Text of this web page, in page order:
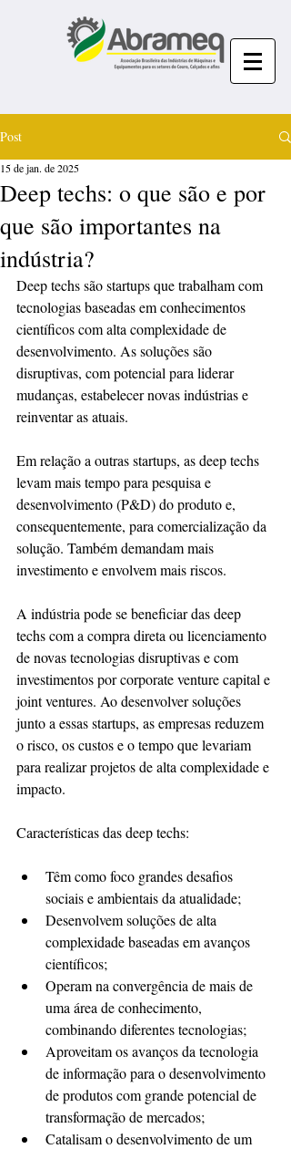
Post
Deep techs: o que são e por
que são importantes na
indústria?
15 de jan. de 2025
Deep techs são startups que trabalham com
tecnologias baseadas em conhecimentos
científicos com alta complexidade de
desenvolvimento. As soluções são
disruptivas, com potencial para liderar
mudanças, estabelecer novas indústrias e
reinventar as atuais.
Em relação a outras startups, as deep techs
levam mais tempo para pesquisa e
desenvolvimento (P&D) do produto e,
consequentemente, para comercialização da
solução. Também demandam mais
investimento e envolvem mais riscos.
A indústria pode se beneficiar das deep
techs com a compra direta ou licenciamento
de novas tecnologias disruptivas e com
investimentos por corporate venture capital e
joint ventures. Ao desenvolver soluções
junto a essas startups, as empresas reduzem
o risco, os custos e o tempo que levariam
para realizar projetos de alta complexidade e
impacto.
Características das deep techs:
Têm como foco grandes desafios
sociais e ambientais da atualidade;
Desenvolvem soluções de alta
complexidade baseadas em avanços
científicos;
Operam na convergência de mais de
uma área de conhecimento,
combinando diferentes tecnologias;
Aproveitam os avanços da tecnologia
de informação para o desenvolvimento
de produtos com grande potencial de
transformação de mercados;
Catalisam o desenvolvimento de um